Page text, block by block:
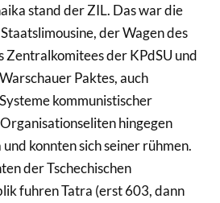
stand der ZIL. Das war die
der Wagen des
Zentralkomitees der KPdSU und
Paktes, auch
kommunistischer
hingegen
konnten sich seiner rühmen.
der Tschechischen
fuhren Tatra (erst 603, dann